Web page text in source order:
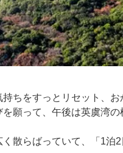
ちをすっとリセット、
願って、午後は英虞湾
散らばっていて、「1泊